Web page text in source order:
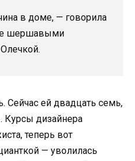
в доме, — говорила
шершавыми
Сейчас ей двадцать семь,
Курсы дизайнера
теперь вот
— уволилась